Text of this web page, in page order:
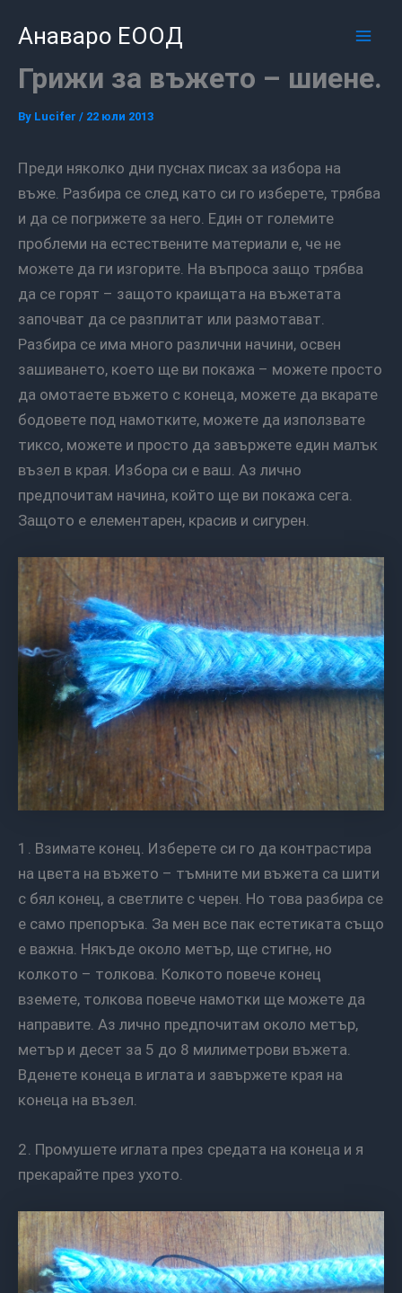
Анаваро ЕООД
Грижи за въжето – шиене.
By Lucifer / 22 юли 2013
Преди няколко дни пуснах писах за избора на
въже. Разбира се след като си го изберете, трябва
и да се погрижете за него. Един от големите
проблеми на естествените материали е, че не
можете да ги изгорите. На въпроса защо трябва
да се горят – защото краищата на въжетата
започват да се разплитат или размотават.
Разбира се има много различни начини, освен
зашиването, което ще ви покажа – можете просто
да омотаете въжето с конеца, можете да вкарате
бодовете под намотките, можете да използвате
тиксо, можете и просто да завържете един малък
възел в края. Избора си е ваш. Аз лично
предпочитам начина, който ще ви покажа сега.
Защото е елементарен, красив и сигурен.
1. Взимате конец. Изберете си го да контрастира
на цвета на въжето – тъмните ми въжета са шити
с бял конец, а светлите с черен. Но това разбира се
е само препоръка. За мен все пак естетиката също
е важна. Някъде около метър, ще стигне, но
колкото – толкова. Колкото повече конец
вземете, толкова повече намотки ще можете да
направите. Аз лично предпочитам около метър,
метър и десет за 5 до 8 милиметрови въжета.
Вденете конеца в иглата и завържете края на
конеца на възел.
2. Промушете иглата през средата на конеца и я
прекарайте през ухото.